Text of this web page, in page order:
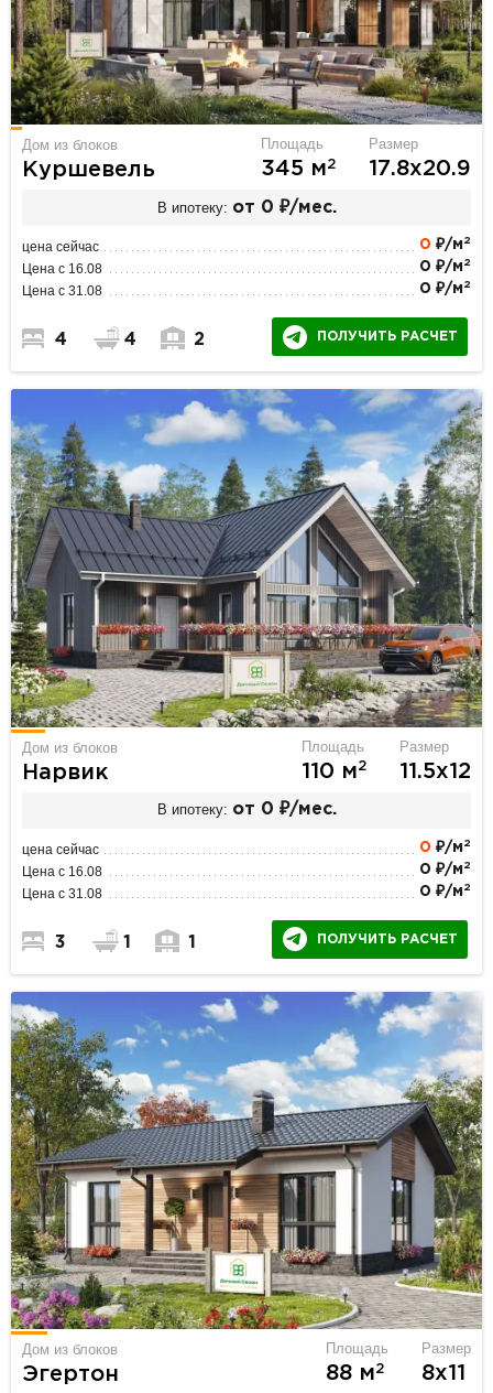
Дом из блоков
Куршевель
Площадь
345 м2
Размер
17.8х20.9
В ипотеку: от 0 ₽/мес.
цена сейчас 0 ₽/м 2
Цена с 16.08 0 ₽/м 2
Цена с 31.08 0 ₽/м 2
4 4 2 ПОЛУЧИТЬ РАСЧЕТ
Дом из блоков
Нарвик
Площадь
110 м2
Размер
11.5х12
В ипотеку: от 0 ₽/мес.
цена сейчас 0 ₽/м 2
Цена с 16.08 0 ₽/м 2
Цена с 31.08 0 ₽/м 2
3 1 1 ПОЛУЧИТЬ РАСЧЕТ
Дом из блоков
Эгертон
Площадь
88 м2
Размер
8х11